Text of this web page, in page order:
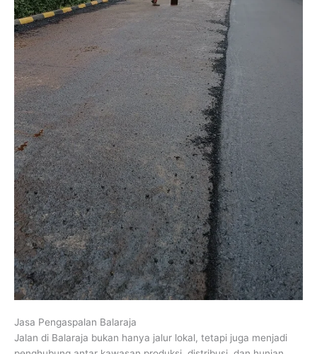
Jasa Pengaspalan Balaraja
Jalan di Balaraja bukan hanya jalur lokal, tetapi juga menjadi